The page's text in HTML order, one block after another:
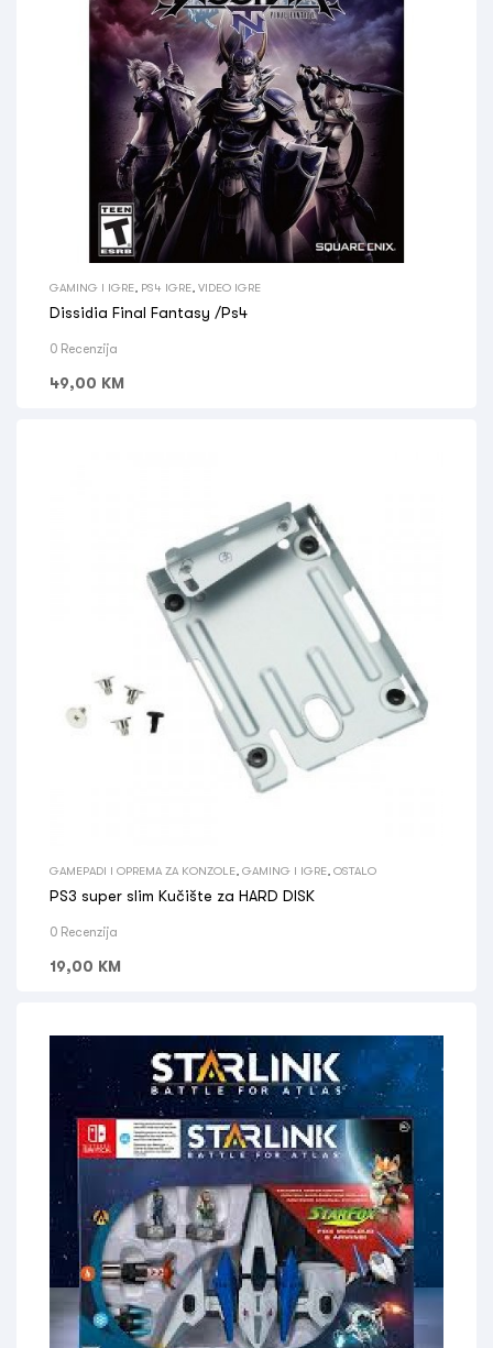
GAMING I IGRE PS4 IGRE VIDEO IGRE
Dissidia Final Fantasy /Ps4
0 Recenzija
49,00 KM
GAMEPADI I OPREMA ZA KONZOLE GAMING I IGRE OSTALO
PS3 super slim Kučište za HARD DISK
0 Recenzija
19,00 KM